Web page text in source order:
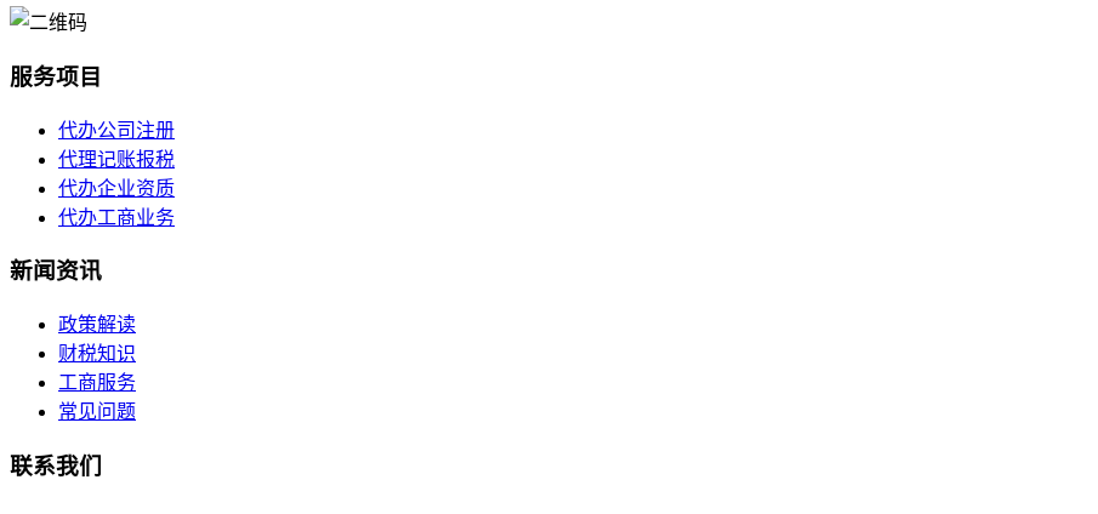
服务项目
代办公司注册
代理记账报税
代办企业资质
代办工商业务
新闻资讯
政策解读
财税知识
工商服务
常见问题
联系我们